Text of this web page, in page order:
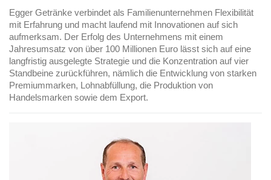
Egger Getränke verbindet als Familienunternehmen Flexibilität
mit Erfahrung und macht laufend mit Innovationen auf sich
aufmerksam. Der Erfolg des Unternehmens mit einem
Jahresumsatz von über 100 Millionen Euro lässt sich auf eine
langfristig ausgelegte Strategie und die Konzentration auf vier
Standbeine zurückführen, nämlich die Entwicklung von starken
Premiummarken, Lohnabfüllung, die Produktion von
Handelsmarken sowie dem Export.